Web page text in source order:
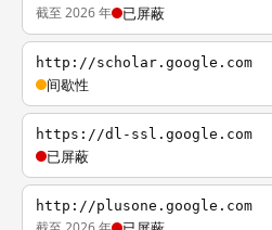
截至 2026 年 已屏蔽
http://scholar.google.com
间歇性
https://dl-ssl.google.com
已屏蔽
http://plusone.google.com